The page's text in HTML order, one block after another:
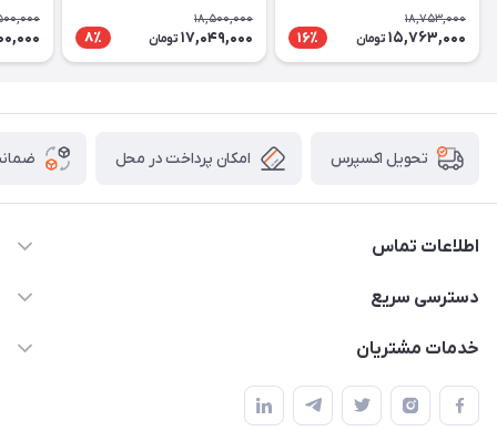
18,753,000
15,763,000 تومان 16٪
18,500,000
17,049,000 تومان 8٪
تحویل اکسپرس امکان پرداخت در محل
اطلاعات تماس
09398557137
سمت چپ (فروشگاه صوتی عباسی) - "تحویل حضوری فقط با
هماهنگی"
دسترسی سریع
لیست محصولات
حساب کاربری
خدمات مشتریان
راهنما
پرسش های شما